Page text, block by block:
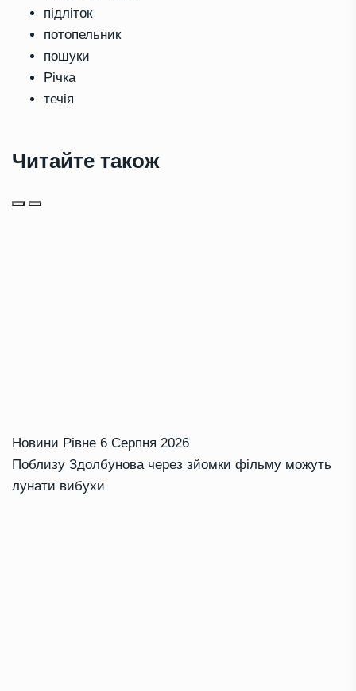
підліток
потопельник
пошуки
Річка
течія
Читайте також
Новини Рівне 6 Серпня 2026
Поблизу Здолбунова через зйомки фільму можуть
лунати вибухи